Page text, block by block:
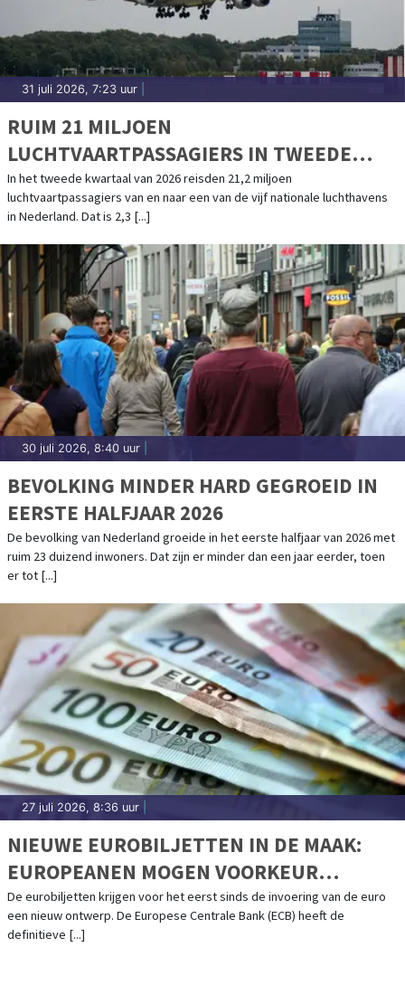
31 juli 2026, 7:23 uur
RUIM 21 MILJOEN
LUCHTVAARTPASSAGIERS IN TWEEDE
KWARTAAL, WEL MINDER VLUCHTEN
In het tweede kwartaal van 2026 reisden 21,2 miljoen
luchtvaartpassagiers van en naar een van de vijf nationale luchthavens
in Nederland. Dat is 2,3 [...]
30 juli 2026, 8:40 uur
BEVOLKING MINDER HARD GEGROEID IN
EERSTE HALFJAAR 2026
De bevolking van Nederland groeide in het eerste halfjaar van 2026 met
ruim 23 duizend inwoners. Dat zijn er minder dan een jaar eerder, toen
er tot [...]
27 juli 2026, 8:36 uur
NIEUWE EUROBILJETTEN IN DE MAAK:
EUROPEANEN MOGEN VOORKEUR
AANGEVEN
De eurobiljetten krijgen voor het eerst sinds de invoering van de euro
een nieuw ontwerp. De Europese Centrale Bank (ECB) heeft de
definitieve [...]